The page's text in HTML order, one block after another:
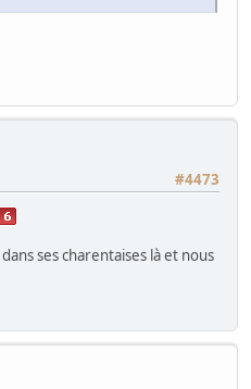
#4473
ses charentaises là et nous